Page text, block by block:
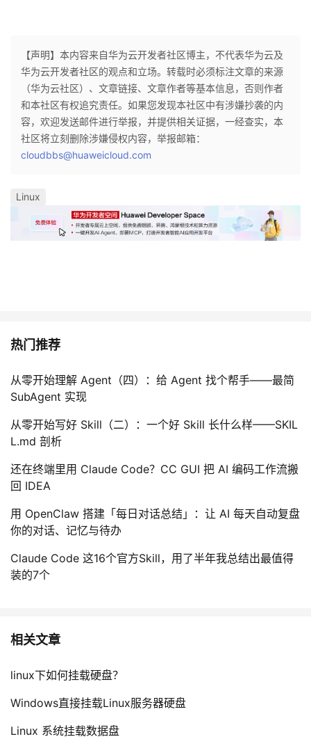
【声明】本内容来自华为云开发者社区博主，不代表华为云及
华为云开发者社区的观点和立场。转载时必须标注文章的来源
（华为云社区）、文章链接、文章作者等基本信息，否则作者
和本社区有权追究责任。如果您发现本社区中有涉嫌抄袭的内
容，欢迎发送邮件进行举报，并提供相关证据，一经查实，本
社区将立刻删除涉嫌侵权内容，举报邮箱：
cloudbbs@huaweicloud.com
Linux
热门推荐
从零开始理解 Agent（四）：给 Agent 找个帮手——最简
SubAgent 实现
从零开始写好 Skill（二）：一个好 Skill 长什么样——SKIL
L.md 剖析
还在终端里用 Claude Code？CC GUI 把 AI 编码工作流搬
回 IDEA
用 OpenClaw 搭建「每日对话总结」：让 AI 每天自动复盘
你的对话、记忆与待办
Claude Code 这16个官方Skill，用了半年我总结出最值得
装的7个
相关文章
linux下如何挂载硬盘？
Windows直接挂载Linux服务器硬盘
Linux 系统挂载数据盘